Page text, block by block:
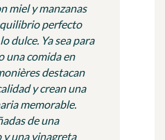
miel y manzanas
perfecto
dulce. Ya sea para
una comida en
destacan
y crean una
memorable.
de una
y una vinagreta